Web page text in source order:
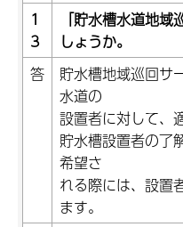
1
3
「貯水槽水道地
しょうか。
答
貯水槽地域巡回サ
水道の
設置者に対して、
貯水槽設置者の了
希望さ
れる際には、設置
ます。